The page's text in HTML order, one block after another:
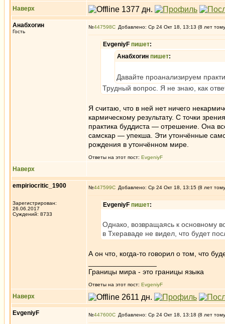
Наверх
Анабхогин
Гость
№447598 Добавлено: Ср 24 Окт 18, 13:13 (8 лет
EvgeniyF пишет:
Анабхогин пишет:
Давайте проанализируем
Трудный вопрос. Я не знаю, как
Я считаю, что в ней нет ничего
кармическому результату. С точки
практика буддиста — отрешение. Она
самскар — упекша. Эти утончённые
рождения в утончённом мире.
Ответы на этот пост: EvgeniyF
Наверх
empiriocritic_1900
Зарегистрирован:
26.06.2017
Суждений: 8733
№447599 Добавлено: Ср 24 Окт 18, 13:15 (8 лет
EvgeniyF пишет:
Однако, возвращаясь к основному
в Тхераваде не видел, что будет
А он что, когда-то говорил о том, что
Границы мира - это границы языка
Ответы на этот пост: EvgeniyF
Наверх
EvgeniyF №447600 Добавлено: Ср 24 Окт 18, 13:18 (8 лет